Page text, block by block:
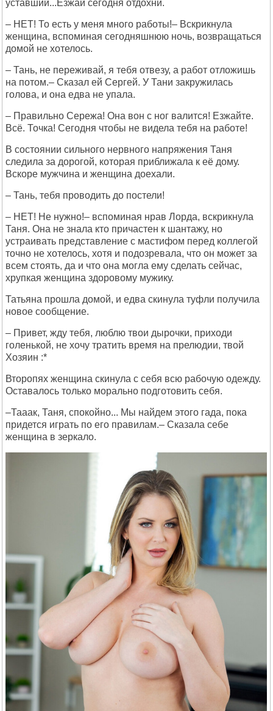
уставший...Езжай сегодня отдохни.
– НЕТ! То есть у меня много работы!– Вскрикнула
женщина, вспоминая сегодняшнюю ночь, возвращаться
домой не хотелось.
– Тань, не переживай, я тебя отвезу, а работ отложишь
на потом.– Сказал ей Сергей. У Тани закружилась
голова, и она едва не упала.
– Правильно Сережа! Она вон с ног валится! Езжайте.
Всё. Точка! Сегодня чтобы не видела тебя на работе!
В состоянии сильного нервного напряжения Таня
следила за дорогой, которая приближала к её дому.
Вскоре мужчина и женщина доехали.
– Тань, тебя проводить до постели!
– НЕТ! Не нужно!– вспоминая нрав Лорда, вскрикнула
Таня. Она не знала кто причастен к шантажу, но
устраивать представление с мастифом перед коллегой
точно не хотелось, хотя и подозревала, что он может за
всем стоять, да и что она могла ему сделать сейчас,
хрупкая женщина здоровому мужику.
Татьяна прошла домой, и едва скинула туфли получила
новое сообщение.
– Привет, жду тебя, люблю твои дырочки, приходи
голенькой, не хочу тратить время на прелюдии, твой
Хозяин :*
Второпях женщина скинула с себя всю рабочую одежду.
Оставалось только морально подготовить себя.
–Тааак, Таня, спокойно... Мы найдем этого гада, пока
придется играть по его правилам.– Сказала себе
женщина в зеркало.